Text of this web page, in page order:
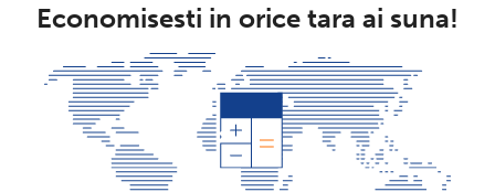
Economisesti in orice tara ai suna!